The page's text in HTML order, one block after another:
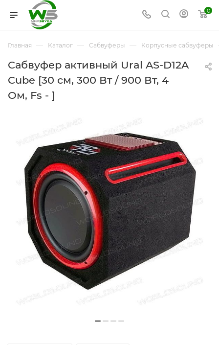
0
Главная — Каталог — Сабвуферы — Корпусные сабвуферы
Cабвуфер активный Ural AS-D12A
Cube [30 см, 300 Вт / 900 Вт, 4
Ом, Fs - ]